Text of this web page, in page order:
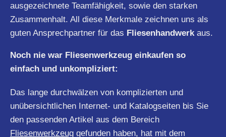
ausgezeichnete Teamfähigkeit, sowie den starken
Zusammenhalt. All diese Merkmale zeichnen uns als
guten Ansprechpartner für das Fliesenhandwerk aus.
Noch nie war Fliesenwerkzeug einkaufen so
einfach und unkompliziert:
Das lange durchwälzen von komplizierten und
unübersichtlichen Internet- und Katalogseiten bis Sie
den passenden Artikel aus dem Bereich
Fliesenwerkzeug gefunden haben, hat mit dem